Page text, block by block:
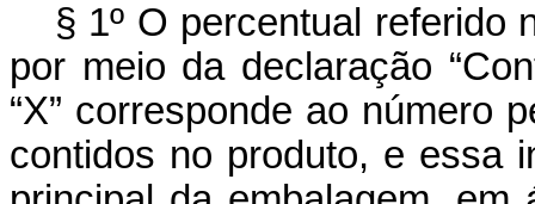
§ 1º O percentual referido
por meio da declaração
“X” corresponde ao número
contidos no produto, e essa